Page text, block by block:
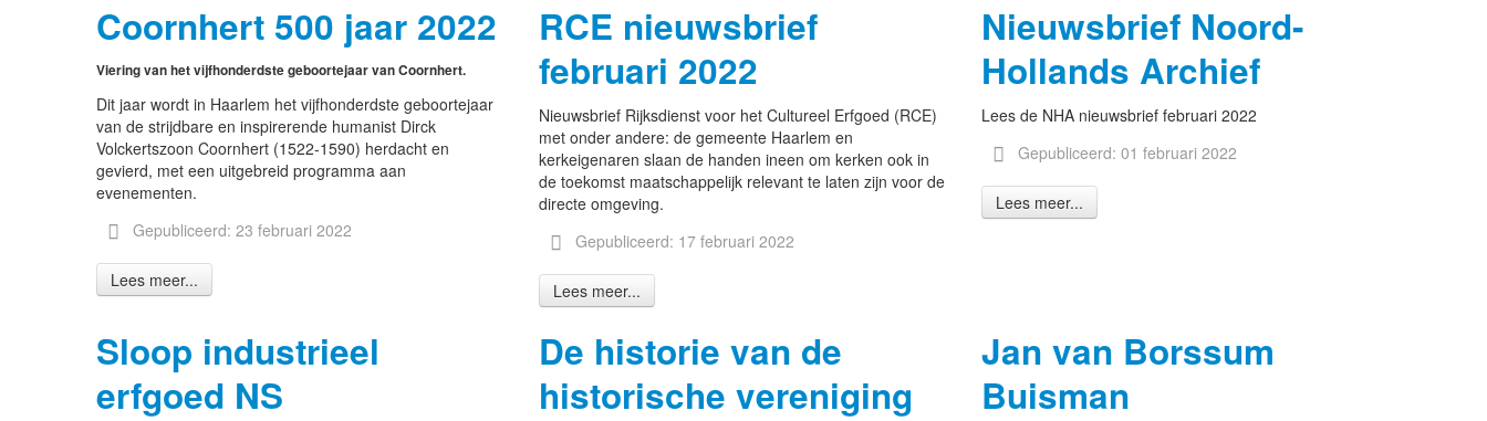
Coornhert 500 jaar 2022
Viering van het vijfhonderdste geboortejaar van Coornhert.
Dit jaar wordt in Haarlem het vijfhonderdste geboortejaar
van de strijdbare en inspirerende humanist Dirck
Volckertszoon Coornhert (1522-1590) herdacht en
gevierd, met een uitgebreid programma aan
evenementen.
Gepubliceerd: 23 februari 2022
Lees meer...
RCE nieuwsbrief
februari 2022
Nieuwsbrief Rijksdienst voor het Cultureel Erfgoed (RCE)
met onder andere: de gemeente Haarlem en
kerkeigenaren slaan de handen ineen om kerken ook in
de toekomst maatschappelijk relevant te laten zijn voor de
directe omgeving.
Gepubliceerd: 17 februari 2022
Lees meer...
Nieuwsbrief Noord-
Hollands Archief
Lees de NHA nieuwsbrief februari 2022
Gepubliceerd: 01 februari 2022
Lees meer...
Sloop industrieel
erfgoed NS
De historie van de
historische vereniging
Jan van Borssum
Buisman